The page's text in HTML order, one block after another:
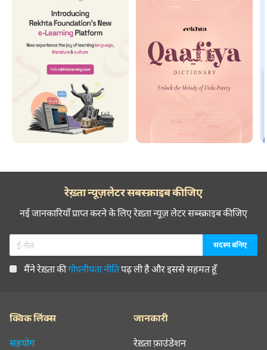
रेख़्ता न्यूज़लेटर सबस्क्राइब कीजिए
नई जानकारियाँ प्राप्त करने के लिए रेख़्ता न्यूज़ लेटर सब्स्क्राइब कीजिए
मैंने रेख़्ता कीगोपनीयता नीतिपढ़ ली है और इससे सहमत हूँ
क्विक लिंक्स
सहयोग
जानकारी
रेख़्ता फ़ाउंडेशन